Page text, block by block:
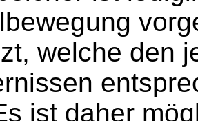
welche den
ist daher